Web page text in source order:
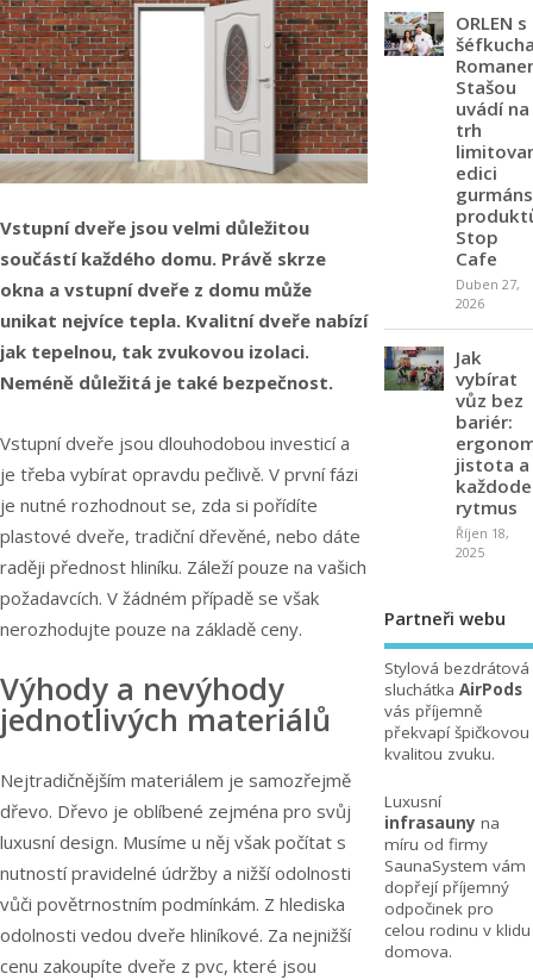
Vstupní dveře jsou velmi důležitou
součástí každého domu. Právě skrze
okna a vstupní dveře z domu může
unikat nejvíce tepla. Kvalitní dveře nabízí
jak tepelnou, tak zvukovou izolaci.
Neméně důležitá je také bezpečnost.
Vstupní dveře jsou dlouhodobou investicí a
je třeba vybírat opravdu pečlivě. V první fázi
je nutné rozhodnout se, zda si pořídíte
plastové dveře, tradiční dřevěné, nebo dáte
raději přednost hliníku. Záleží pouze na vašich
požadavcích. V žádném případě se však
nerozhodujte pouze na základě ceny.
Výhody a nevýhody
jednotlivých materiálů
Nejtradičnějším materiálem je samozřejmě
dřevo. Dřevo je oblíbené zejména pro svůj
luxusní design. Musíme u něj však počítat s
nutností pravidelné údržby a nižší odolnosti
vůči povětrnostním podmínkám. Z hlediska
odolnosti vedou dveře hliníkové. Za nejnižší
cenu zakoupíte dveře z pvc, které jsou
ORLEN s
Stašou
uvádí na
trh
edici
Stop
Cafe
Duben 27,
2026
Jak
vybírat
vůz bez
bariér:
jistota a
rytmus
Říjen 18,
2025
Partneři webu
Stylová bezdrátová
sluchátka AirPods
vás příjemně
překvapí špičkovou
kvalitou zvuku.
Luxusní
infrasauny na
míru od firmy
SaunaSystem vám
dopřejí příjemný
odpočinek pro
celou rodinu v klidu
domova.